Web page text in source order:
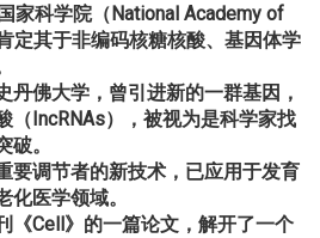
家科学院（National Academy of
定其于非编码核糖核酸、 基因体学
丹佛大学，曾引进新的一群基因，
（IncRNAs），被视为是科学家找
。
要调节者的新技术，已应用于发育
化医学领域。
《Cell》的一篇论文， 解开了一个